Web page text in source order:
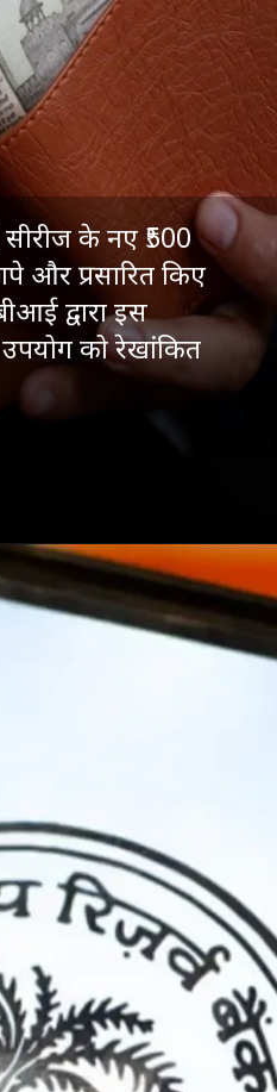
सीरीज के नए ₹500
और प्रसारित किए
द्वारा इस
को रेखांकित